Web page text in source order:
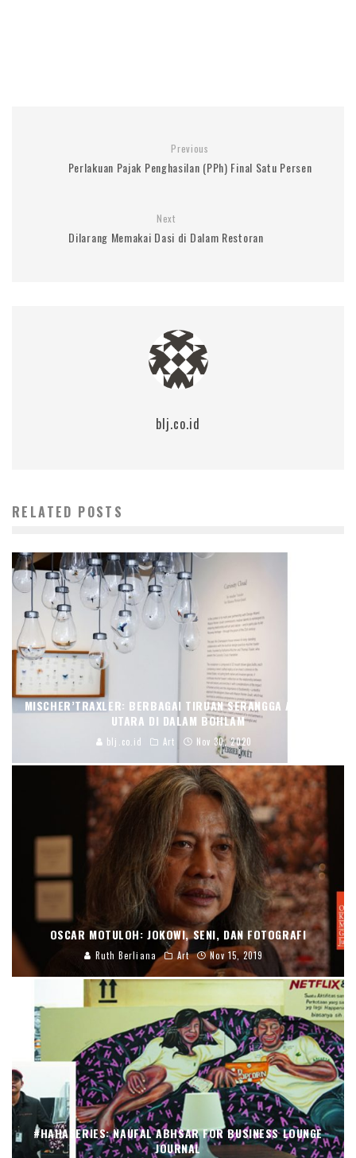
Previous
Perlakuan Pajak Penghasilan (PPh) Final Satu Persen
Next
Dilarang Memakai Dasi di Dalam Restoran
blj.co.id
RELATED POSTS
MISCHER’TRAXLER: BERBAGAI TIRUAN SERANGGA AMERIKA
UTARA DI DALAM BOHLAM
blj.co.id Art Nov 30, 2020
OSCAR MOTULOH: JOKOWI, SENI, DAN FOTOGRAFI
Ruth Berliana Art Nov 15, 2019
#HAHASERIES: NAUFAL ABHSAR FOR BUSINESS LOUNGE
JOURNAL